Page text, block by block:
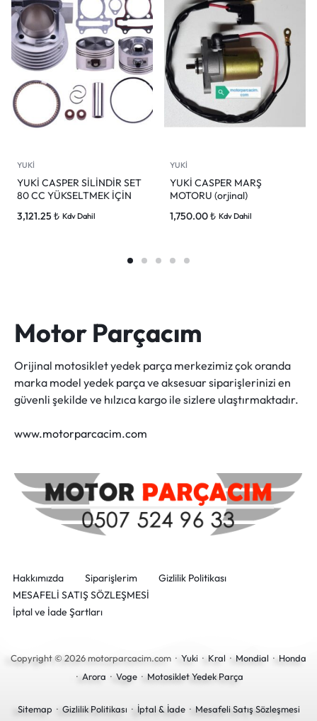
YUKİ
YUKİ CASPER SİLİNDİR SET
80 CC YÜKSELTMEK İÇİN
3,121.25 ₺ Kdv Dahil
YUKİ
YUKİ CASPER MARŞ
MOTORU (orjinal)
1,750.00₺ Kdv Dahil
Motor Parçacım
Orijinal motosiklet yedek parça merkezimiz çok oranda
marka model yedek parça ve aksesuar siparişlerinizi en
güvenli şekilde ve hılzıca kargo ile sizlere ulaştırmaktadır.
www.motorparcacim.com
Hakkımızda Siparişlerim
Gizlilik Politikası
MESAFELİ SATIŞ SÖZLEŞMESİ
İptal ve İade Şartları
Copyright © 2026 motorparcacim.com · Yuki · Kral · Mondial · Honda
· Arora · Voge· Motosiklet Yedek Parça
Sitemap · Gizlilik Politikası · İptal & İade· Mesafeli Satış Sözleşmesi